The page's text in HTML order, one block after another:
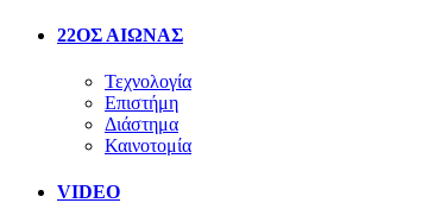
22ΟΣ ΑΙΩΝΑΣ
Τεχνολογία
Επιστήμη
Διάστημα
Καινοτομία
VIDEO